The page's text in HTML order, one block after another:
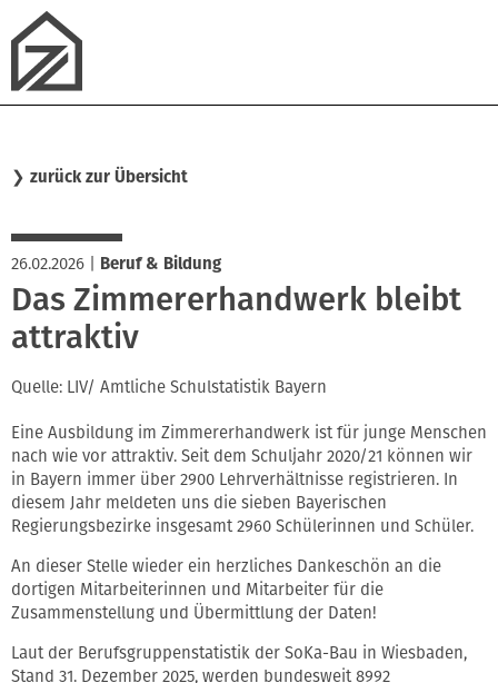
❯ zurück zur Übersicht
26.02.2026 Beruf & Bildung
Das Zimmererhandwerk bleibt
attraktiv
Quelle: LIV/ Amtliche Schulstatistik Bayern
Eine Ausbildung im Zimmererhandwerk ist für junge Menschen
nach wie vor attraktiv. Seit dem Schuljahr 2020/21 können wir
in Bayern immer über 2900 Lehrverhältnisse registrieren. In
diesem Jahr meldeten uns die sieben Bayerischen
Regierungsbezirke insgesamt 2960 Schülerinnen und Schüler.
An dieser Stelle wieder ein herzliches Dankeschön an die
dortigen Mitarbeiterinnen und Mitarbeiter für die
Zusammenstellung und Übermittlung der Daten!
Laut der Berufsgruppenstatistik der SoKa-Bau in Wiesbaden,
Stand 31. Dezember 2025, werden bundesweit 8992